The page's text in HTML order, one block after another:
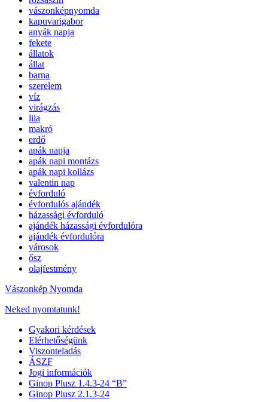
vászonképnyomda
kapuvarigabor
anyák napja
fekete
állatok
állat
barna
szerelem
víz
virágzás
lila
makró
erdő
apák napja
apák napi montázs
apák napi kollázs
valentin nap
évforduló
évfordulós ajándék
házassági évforduló
ajándék házassági évfordulóra
ajándék évfordulóra
városok
ősz
olajfestmény
Vászonkép Nyomda
Neked nyomtatunk!
Gyakori kérdések
Elérhetőségünk
Viszonteladás
ÁSZF
Jogi információk
Ginop Plusz 1.4.3-24 “B”
Ginop Plusz 2.1.3-24